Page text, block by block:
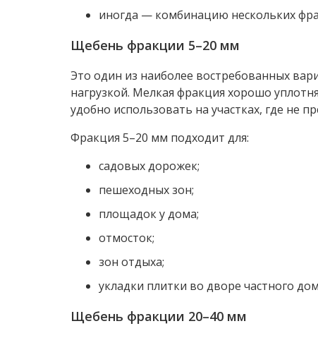
иногда — комбинацию нескольких
Щебень фракции 5–20 мм
Это один из наиболее востребованных
нагрузкой. Мелкая фракция хорошо
удобно использовать на участках, где не
Фракция 5–20 мм подходит для:
садовых дорожек;
пешеходных зон;
площадок у дома;
отмосток;
зон отдыха;
укладки плитки во дворе частного
Щебень фракции 20–40 мм